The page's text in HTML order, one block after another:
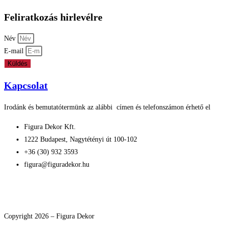
Feliratkozás hirlevélre
Név
E-mail
Küldés
Kapcsolat
Irodánk és bemutatótermünk az alábbi címen és telefonszámon érhető el
Figura Dekor Kft.
1222 Budapest, Nagytétényi út 100-102
+36 (30) 932 3593
figura@figuradekor.hu
Copyright 2026 – Figura Dekor